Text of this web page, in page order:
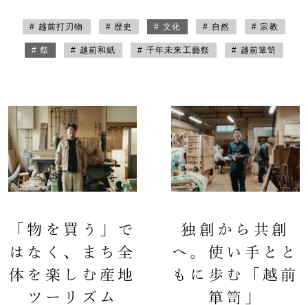
# 越前打刃物 # 歴史 # 文化 # 自然 # 宗教
# 祭 # 越前和紙 # 千年未来工藝祭 # 越前箪笥
「物を買う」で
はなく、まち全
体を楽しむ産地
ツーリズム
独創から共創
へ。使い手とと
もに歩む「越前
箪笥」